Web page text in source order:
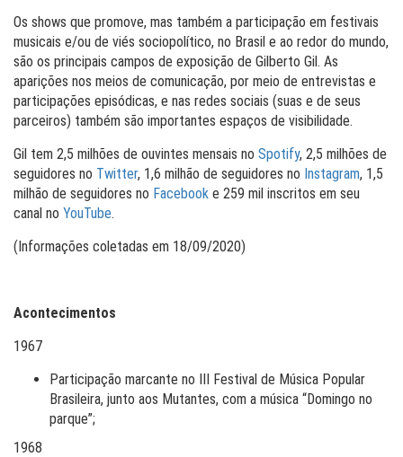
Os shows que promove, mas também a participação em festivais
musicais e/ou de viés sociopolítico, no Brasil e ao redor do mundo,
são os principais campos de exposição de Gilberto Gil. As
aparições nos meios de comunicação, por meio de entrevistas e
participações episódicas, e nas redes sociais (suas e de seus
parceiros) também são importantes espaços de visibilidade.
Gil tem 2,5 milhões de ouvintes mensais no Spotify, 2,5 milhões de
seguidores no Twitter, 1,6 milhão de seguidores no Instagram, 1,5
milhão de seguidores no Facebook e 259 mil inscritos em seu
canal no YouTube.
(Informações coletadas em 18/09/2020)
Acontecimentos
1967
Participação marcante no III Festival de Música Popular
Brasileira, junto aos Mutantes, com a música “Domingo no
parque”;
1968